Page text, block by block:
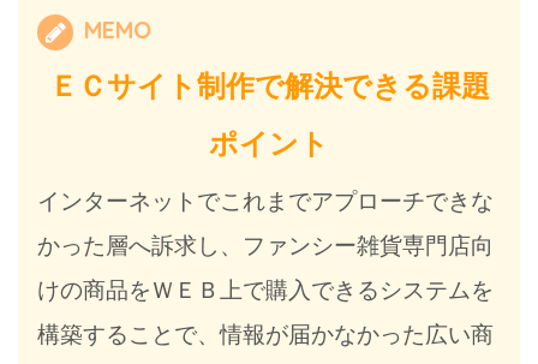
MEMO
ＥＣサイト制作で解決できる課題
ポイント
インターネットでこれまでアプローチできな
かった層へ訴求し、ファンシー雑貨専門店向
けの商品をＷＥＢ上で購入できるシステムを
構築することで、情報が届かなかった広い商